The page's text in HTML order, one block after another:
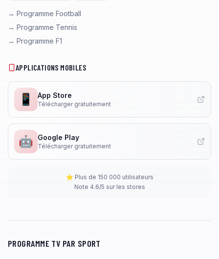
→ Programme Football
→ Programme Tennis
→ Programme F1
APPLICATIONS MOBILES
📱 App Store
Télécharger gratuitement
🤖 Google Play
Télécharger gratuitement
⭐ Plus de 150 000 utilisateurs
Note 4.6/5 sur les stores
PROGRAMME TV PAR SPORT